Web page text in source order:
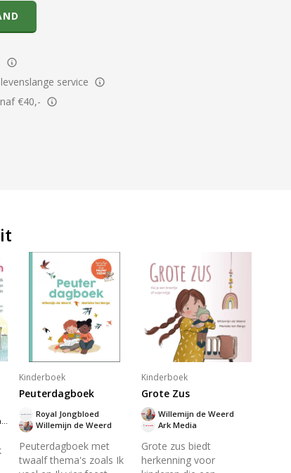
service
€40,-
Nieske Selles-Ten Brinke
Kinderboek
Peuterdagboek
Willemijn de Weerd
Royal Jongbloed
Peuterdagboek met
twaalf thema's zoals Ik
Kinderboek
Grote Zus
Ark Media
Willemijn de Weerd
Grote zus biedt
herkenning voor